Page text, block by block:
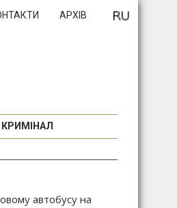
АРХІВ
КРИМІНАЛ
автобусу на